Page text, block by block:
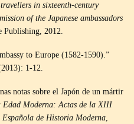
travellers in sixteenth-century
of the Japanese ambassadors
Publishing, 2012.
to Europe (1582-1590).”
1-12.
notas sobre el Japón de un mártir
Edad Moderna: Actas de la XIII
de Historia Moderna,